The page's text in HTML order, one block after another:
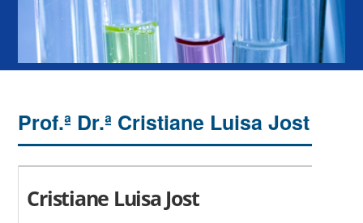
Prof.ª Dr.ª Cristiane Luisa Jost
Cristiane Luisa Jost